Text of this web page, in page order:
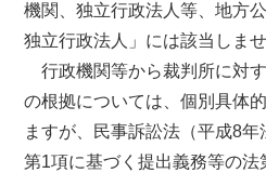
機関、独立行政法人等、地方
独立行政法人」には該当しませ
行政機関等から裁判所に対
の根拠については、個別具体
ますが、民事訴訟法（平成8
第1項に基づく提出義務等の法